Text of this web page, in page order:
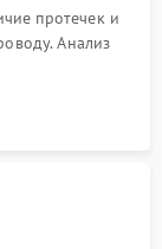
протечек и
Анализ
защиты